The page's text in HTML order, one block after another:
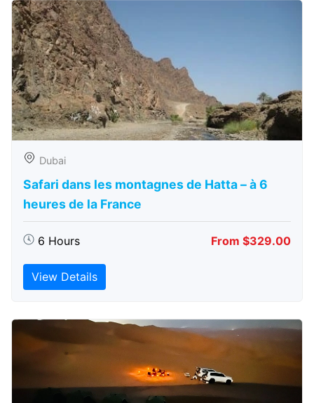
Dubai
Safari dans les montagnes de Hatta – à 6
heures de la France
6 Hours From $329.00
View Details